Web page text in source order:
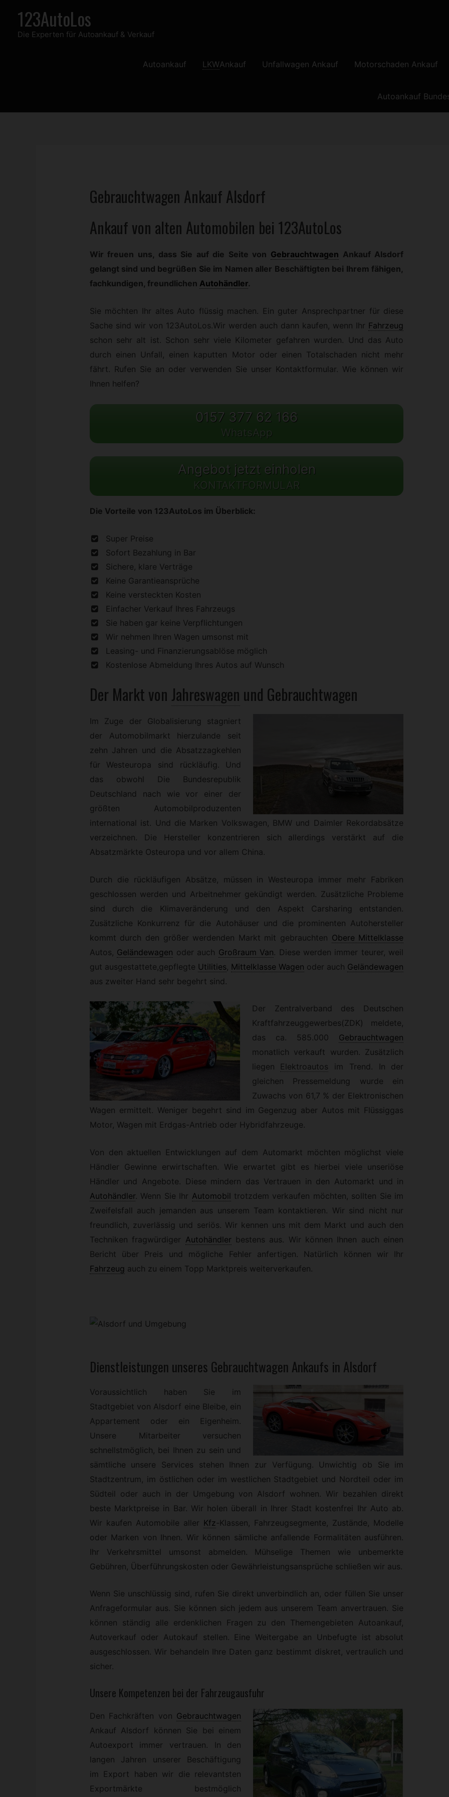
springen
123AutoLos
Die Experten für Autoankauf & Verkauf
Autoankauf LKWAnkauf Unfallwagen Ankauf Motorschaden Ankauf
Autoankauf
Gebrauchtwagen Ankauf Alsdorf
Ankauf von alten Automobilen bei 123AutoLos
Wir freuen uns, dass Sie auf die Seite von Gebrauchtwagen Ankauf Alsdorf
gelangt sind und begrüßen Sie im Namen aller Beschäftigten bei Ihrem fähigen,
fachkundigen, freundlichen Autohändler.
Sie möchten Ihr altes Auto flüssig machen. Ein guter Ansprechpartner für diese
Sache sind wir von 123AutoLos.Wir werden auch dann kaufen, wenn Ihr Fahrzeug
schon sehr alt ist. Schon sehr viele Kilometer gefahren wurden. Und das Auto
durch einen Unfall, einen kaputten Motor oder einen Totalschaden nicht mehr
fährt. Rufen Sie an oder verwenden Sie unser Kontaktformular. Wie können wir
Ihnen helfen?
0157 377 62 166
WhatsApp
Angebot jetzt einholen
KONTAKTFORMULAR
Die Vorteile von 123AutoLos im Überblick:
Super Preise
Sofort Bezahlung in Bar
Sichere, klare Verträge
Keine Garantieansprüche
Keine versteckten Kosten
Einfacher Verkauf Ihres Fahrzeugs
Sie haben gar keine Verpflichtungen
Wir nehmen Ihren Wagen umsonst mit
Leasing- und Finanzierungsablöse möglich
Kostenlose Abmeldung Ihres Autos auf Wunsch
Der Markt von Jahreswagen und Gebrauchtwagen
Im Zuge der Globalisierung stagniert
der Automobilmarkt hierzulande seit
zehn Jahren und die Absatzzagkehlen
für Westeuropa sind rückläufig. Und
das obwohl Die Bundesrepublik
Deutschland nach wie vor einer der
größten Automobilproduzenten
international ist. Und die Marken Volkswagen, BMW und Daimler Rekordabsätze
verzeichnen. Die Hersteller konzentrieren sich allerdings verstärkt auf die
Absatzmärkte Osteuropa und vor allem China.
Durch die rückläufigen Absätze, müssen in Westeuropa immer mehr Fabriken
geschlossen werden und Arbeitnehmer gekündigt werden. Zusätzliche Probleme
sind durch die Klimaveränderung und den Aspekt Carsharing entstanden.
Zusätzliche Konkurrenz für die Autohäuser und die prominenten Autohersteller
kommt durch den größer werdenden Markt mit gebrauchten Obere Mittelklasse
Autos, Geländewagen oder auch Großraum Van. Diese werden immer teurer, weil
gut ausgestattete,gepflegte Utilities Mittelklasse Wagen oder auch Geländewagen
aus zweiter Hand sehr begehrt sind.
Der Zentralverband des Deutschen
Kraftfahrzeuggewerbes(ZDK) meldete,
das ca. 585.000
Gebrauchtwagen
monatlich verkauft wurden. Zusätzlich
liegen
Elektroautos
im Trend. In der
gleichen Pressemeldung wurde ein
Zuwachs von 61,7 % der Elektronischen
Wagen ermittelt. Weniger begehrt sind im Gegenzug aber Autos mit Flüssiggas
Motor, Wagen mit Erdgas-Antrieb oder Hybridfahrzeuge.
Von den aktuellen Entwicklungen auf dem Automarkt möchten möglichst viele
Händler Gewinne erwirtschaften. Wie erwartet gibt es hierbei viele unseriöse
Händler und Angebote. Diese mindern das Vertrauen in den Automarkt und in
Autohändler. Wenn Sie Ihr Automobil trotzdem verkaufen möchten, sollten Sie im
Zweifelsfall auch jemanden aus unserem Team kontaktieren. Wir sind nicht nur
freundlich, zuverlässig und seriös. Wir kennen uns mit dem Markt und auch den
Techniken fragwürdiger Autohändler bestens aus. Wir können Ihnen auch einen
Bericht über Preis und mögliche Fehler anfertigen. Natürlich können wir Ihr
Fahrzeug auch zu einem Topp Marktpreis weiterverkaufen.
Dienstleistungen unseres Gebrauchtwagen Ankaufs in Alsdorf
Voraussichtlich haben Sie im
Stadtgebiet von Alsdorf eine Bleibe, ein
Appartement oder ein Eigenheim.
Unsere Mitarbeiter versuchen
schnellstmöglich, bei Ihnen zu sein und
sämtliche unsere Services stehen Ihnen zur Verfügung. Unwichtig ob Sie im
Stadtzentrum, im östlichen oder im westlichen Stadtgebiet und Nordteil oder im
Südteil oder auch in der Umgebung von Alsdorf wohnen. Wir bezahlen direkt
beste Marktpreise in Bar. Wir holen überall in Ihrer Stadt kostenfrei Ihr Auto ab.
Wir kaufen Automobile aller Kfz Klassen, Fahrzeugsegmente, Zustände, Modelle
oder Marken von Ihnen. Wir können sämliche anfallende Formalitäten ausführen.
Ihr Verkehrsmittel umsonst abmelden. Mühselige Themen wie unbemerkte
Gebühren, Überführungskosten oder Gewährleistungsansprüche schließen wir aus.
Wenn Sie unschlüssig sind, rufen Sie direkt unverbindlich an, oder füllen Sie unser
Anfrageformular aus. Sie können sich jedem aus unserem Team anvertrauen. Sie
können ständig alle erdenklichen Fragen zu den Themengebieten Autoankauf,
Autoverkauf oder Autokauf stellen. Eine Weitergabe an Unbefugte ist absolut
ausgeschlossen. Wir behandeln Ihre Daten ganz bestimmt diskret, vertraulich und
sicher.
Unsere Kompetenzen bei der Fahrzeugausfuhr
Den Fachkräften von Gebrauchtwagen
Ankauf Alsdorf können Sie bei einem
Autoexport immer vertrauen. In den
langen Jahren unserer Beschäftigung
im Export haben wir die relevantsten
Exportmärkte bestmöglich